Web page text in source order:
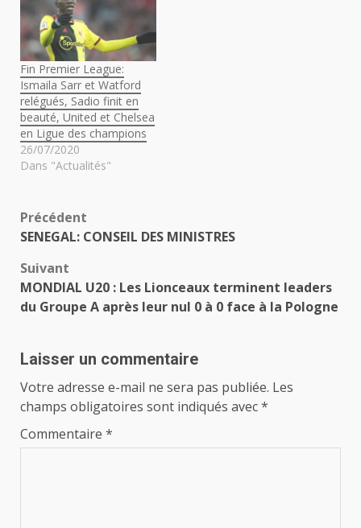
Fin Premier League:
Ismaila Sarr et Watford
relégués, Sadio finit en
beauté, United et Chelsea
en Ligue des champions
26/07/2020
Dans "Actualités"
Navigation
Précédent
SENEGAL: CONSEIL DES MINISTRES
Suivant
MONDIAL U20 : Les Lionceaux terminent leaders
du Groupe A après leur nul 0 à 0 face à la Pologne
Laisser un commentaire
Votre adresse e-mail ne sera pas publiée. Les
champs obligatoires sont indiqués avec*
Commentaire *